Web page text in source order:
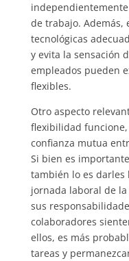
de trabajo. Además,
tecnológicas
y evita la sensación
empleados pueden
flexibles.
Otro aspecto
flexibilidad
confianza mutua
Si bien es
también lo es
jornada laboral de
sus
colaboradores
ellos, es más
tareas y